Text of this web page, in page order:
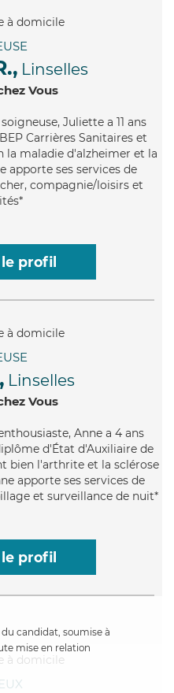
Linselles
Vous
Juliette a 11 ans
Carrières Sanitaires et
la maladie d'alzheimer et la
apporte ses services de
compagnie/loisirs et
profil
Linselles
Vous
Anne a 4 ans
d'État d'Auxiliaire de
bien l'arthrite et la sclérose
apporte ses services de
et surveillance de nuit*
profil
candidat, soumise à
mise en relation